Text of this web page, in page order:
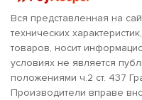
Вся представленная на
технических
товаров, носит
условиях не является
положениями ч.2 ст. 437
Производители вправе